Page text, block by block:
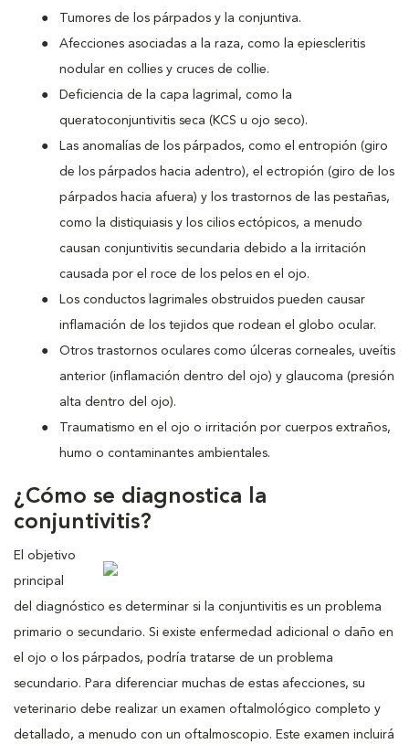
Tumores de los párpados y la conjuntiva.
Afecciones asociadas a la raza, como la epiescleritis
nodular en collies y cruces de collie.
Deficiencia de la capa lagrimal, como la
queratoconjuntivitis seca (KCS u ojo seco).
Las anomalías de los párpados, como el entropión (giro
de los párpados hacia adentro), el ectropión (giro de los
párpados hacia afuera) y los trastornos de las pestañas,
como la distiquiasis y los cilios ectópicos, a menudo
causan conjuntivitis secundaria debido a la irritación
causada por el roce de los pelos en el ojo.
Los conductos lagrimales obstruidos pueden causar
inflamación de los tejidos que rodean el globo ocular.
Otros trastornos oculares como úlceras corneales, uveítis
anterior (inflamación dentro del ojo) y glaucoma (presión
alta dentro del ojo).
Traumatismo en el ojo o irritación por cuerpos extraños,
humo o contaminantes ambientales.
¿Cómo se diagnostica la
conjuntivitis?
El objetivo
principal
del diagnóstico es determinar si la conjuntivitis es un problema
primario o secundario. Si existe enfermedad adicional o daño en
el ojo o los párpados, podría tratarse de un problema
secundario. Para diferenciar muchas de estas afecciones, su
veterinario debe realizar un examen oftalmológico completo y
detallado, a menudo con un oftalmoscopio. Este examen incluirá